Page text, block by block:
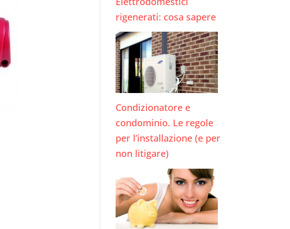
rigenerati: cosa sapere
Condizionatore e
condominio. Le regole
per l’installazione (e per
non litigare)